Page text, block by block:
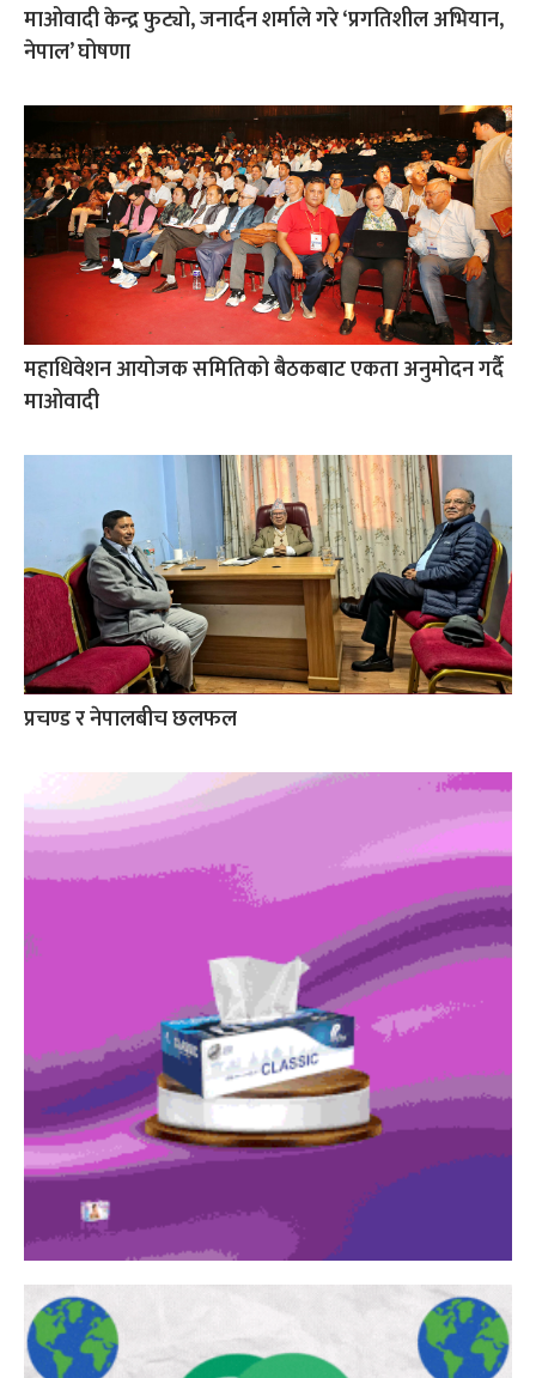
माओवादी केन्द्र फुट्यो, जनार्दन शर्माले गरे ‘प्रगतिशील अभियान,
नेपाल’ घोषणा
महाधिवेशन आयोजक समितिको बैठकबाट एकता अनुमोदन गर्दै
माओवादी
प्रचण्ड र नेपालबीच छलफल